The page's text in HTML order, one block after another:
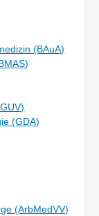
(BAuA)
(GDA)
(ArbMedVV)